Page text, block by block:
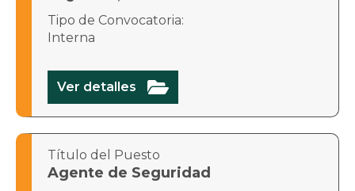
Tipo de Convocatoria:
Interna
Ver detalles 
Título del Puesto
Agente de Seguridad